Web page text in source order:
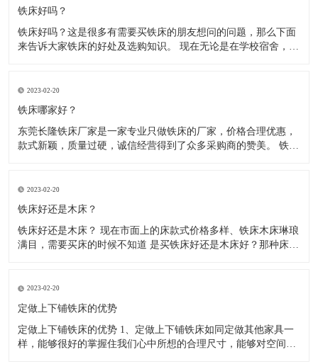
铁床好吗？
铁床好吗？这是很多有需要买铁床的朋友想问的问题，那么下面
来告诉大家铁床的好处及选购知识。 现在无论是在学校宿舍，工
命长，价格相对也比较实惠。木床不防腐、容易松动、长虫、摇
晃。 现
2023-02-20
铁床哪家好？
东莞长隆铁床厂家是一家专业只做铁床的厂家，价格合理优惠，
款式新颖，质量过硬，诚信经营得到了众多采购商的赞美。 铁床
料全部采用加厚材料，可承重500kg，稳固不摇晃，高温高烤漆
2023-02-20
铁床好还是木床？
铁床好还是木床？ 现在市面上的床款式价格多样、铁床木床琳琅
满目，需要买床的时候不知道 是买铁床好还是木床好？那种床结
怕水，现在的木床基本都是锯末板含甲醛对人体是有害的，遇到
返潮
2023-02-20
定做上下铺铁床的优势
定做上下铺铁床的优势 1、定做上下铺铁床如同定做其他家具一
样，能够很好的掌握住我们心中所想的合理尺寸，能够对空间的